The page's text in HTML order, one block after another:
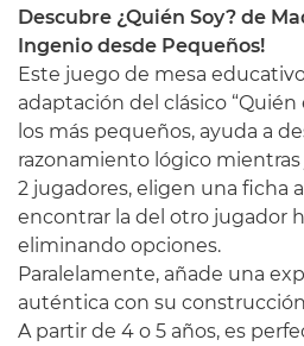
Descubre ¿Quién Soy? de
Ingenio desde Pequeños!
Este juego de mesa
adaptación del clásico “Quién
los más pequeños, ayuda a
razonamiento lógico
2 jugadores, eligen una ficha
encontrar la del otro jugador
eliminando opciones.
Paralelamente, añade una
auténtica con su
A partir de 4 o 5 años, es